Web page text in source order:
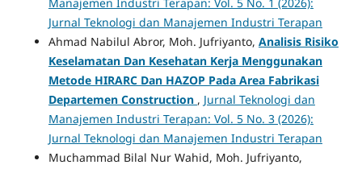
Jurnal Teknologi dan Manajemen Industri Terapan
Ahmad Nabilul Abror, Moh. Jufriyanto, Analisis Risiko
Keselamatan Dan Kesehatan Kerja Menggunakan
Metode HIRARC Dan HAZOP Pada Area Fabrikasi
Departemen Construction , Jurnal Teknologi dan
Manajemen Industri Terapan: Vol. 5 No. 3 (2026):
Jurnal Teknologi dan Manajemen Industri Terapan
Muchammad Bilal Nur Wahid, Moh. Jufriyanto,